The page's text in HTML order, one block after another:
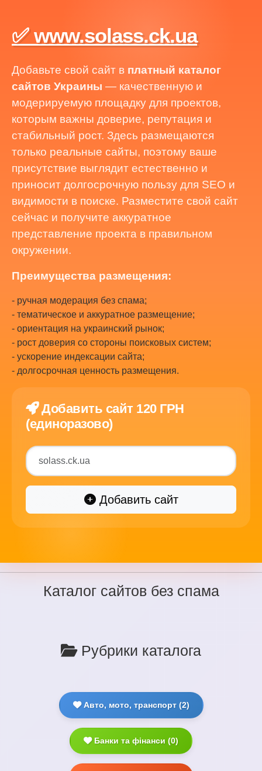
✅ www.solass.ck.ua
Добавьте свой сайт в платный каталог
сайтов Украины — качественную и
модерируемую площадку для проектов,
которым важны доверие, репутация и
стабильный рост. Здесь размещаются
только реальные сайты, поэтому ваше
присутствие выглядит естественно и
приносит долгосрочную пользу для SEO и
видимости в поиске. Разместите свой сайт
сейчас и получите аккуратное
представление проекта в правильном
окружении.
Преимущества размещения:
- ручная модерация без спама;
- тематическое и аккуратное размещение;
- ориентация на украинский рынок;
- рост доверия со стороны поисковых систем;
- ускорение индексации сайта;
- долгосрочная ценность размещения.
Добавить сайт 120 ГРН
(единоразово)
Добавить сайт
Каталог сайтов без спама
Рубрики каталога
Авто, мото, транспорт (2)
Банки та фінанси (0)